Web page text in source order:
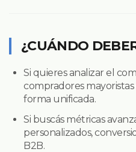
¿CUÁNDO
Si quieres analizar el
compradores
forma unificada.
Si buscás métricas
personalizados,
B2B.